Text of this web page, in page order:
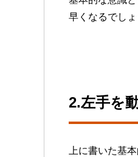
早くなるでしょ
2.左手を
上に書いた基